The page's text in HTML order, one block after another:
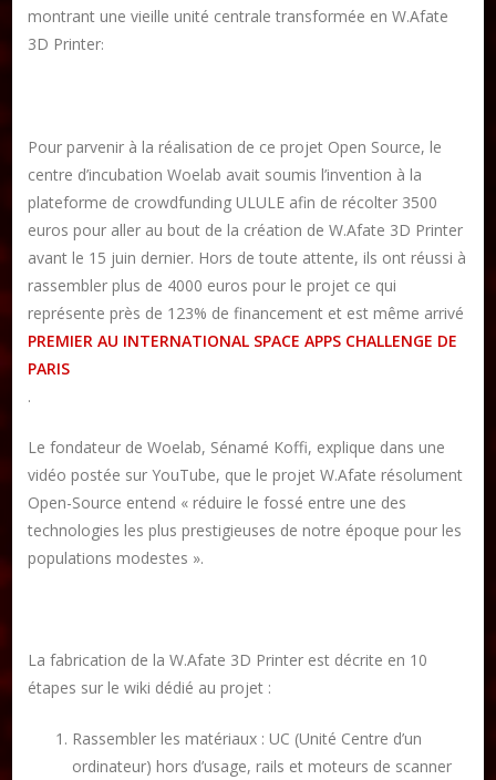
montrant une vieille unité centrale transformée en W.Afate
3D Printer:
Pour parvenir à la réalisation de ce projet Open Source, le
centre d’incubation Woelab avait soumis l’invention à la
plateforme de crowdfunding ULULE afin de récolter 3500
euros pour aller au bout de la création de W.Afate 3D Printer
avant le 15 juin dernier. Hors de toute attente, ils ont réussi à
rassembler plus de 4000 euros pour le projet ce qui
représente près de 123% de financement et est même arrivé
PREMIER AU INTERNATIONAL SPACE APPS CHALLENGE DE
PARIS
.
Le fondateur de Woelab, Sénamé Koffi, explique dans une
vidéo postée sur YouTube, que le projet W.Afate résolument
Open-Source entend « réduire le fossé entre une des
technologies les plus prestigieuses de notre époque pour les
populations modestes ».
La fabrication de la W.Afate 3D Printer est décrite en 10
étapes sur le wiki dédié au projet :
Rassembler les matériaux : UC (Unité Centre d’un
ordinateur) hors d’usage, rails et moteurs de scanner